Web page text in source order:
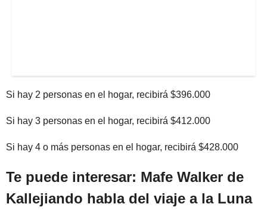
Si hay 2 personas en el hogar, recibirá $396.000
Si hay 3 personas en el hogar, recibirá $412.000
Si hay 4 o más personas en el hogar, recibirá $428.000
Te puede interesar: Mafe Walker de
Kallejiando habla del viaje a la Luna